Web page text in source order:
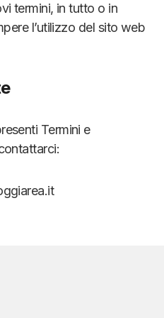
termini, in tutto o in
l’utilizzo del sito web
Termini e